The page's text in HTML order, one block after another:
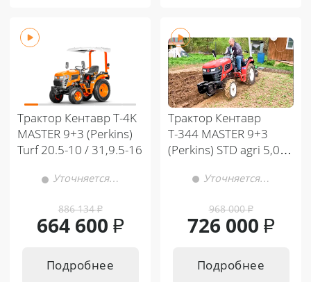
Трактор Кентавр Т-4K
MASTER 9+3 (Perkins)
Turf 20.5-10 / 31,9.5-16
Уточняется…
886 134₽
664 600 ₽
Подробнее
Трактор Кентавр
Т-344 MASTER 9+3
(Perkins) STD agri 5,00-
Уточняется…
968 000₽
726 000 ₽
Подробнее